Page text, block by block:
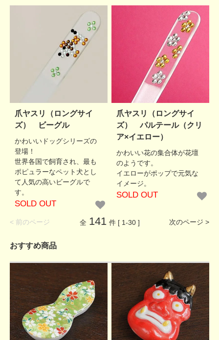
爪ヤスリ（ロングサイ
ズ） ビーグル
かわいいドッグシリーズの
登場！
世界各国で飼育され、最も
ポピュラーなペット犬とし
て人気の高いビーグルで
す。
SOLD OUT
爪ヤスリ（ロングサイ
ズ） パルテール（クリ
ア×イエロー）
かわいい花の集合体が花壇
のようです。
イエローがポップで元気な
イメージ。
SOLD OUT
< 前のページ 次のページ >
全 141 件 [ 1-30 ]
おすすめ商品